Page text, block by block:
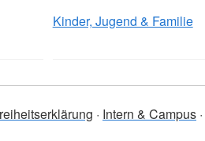
Kinder, Jugend & Familie
Intern & Campus